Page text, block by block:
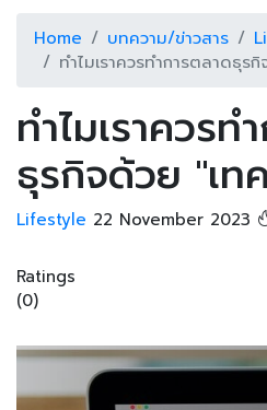
Home บทความ/ข่าวสาร
ทำไมเราควรทำการตลาดธุร
ทำไมเราควรท
ธุรกิจด้วย "เท
Lifestyle 22 November 2023
Ratings
(0)